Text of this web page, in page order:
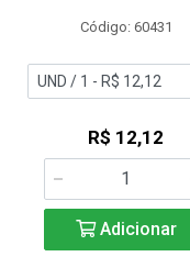
Código: 60431
R$ 12,12
Adicionar